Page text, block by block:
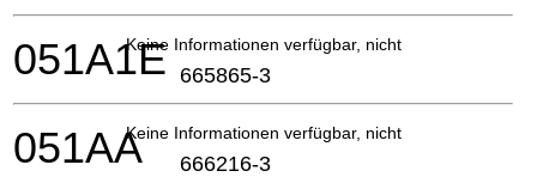
Keine Informationen verfügbar, nicht bestellbar
051A1E 665865-3
Keine Informationen verfügbar, nicht bestellbar
051AA 666216-3